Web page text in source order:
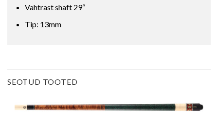
Vahtrast shaft 29“
Tip: 13mm
SEOTUD TOOTED